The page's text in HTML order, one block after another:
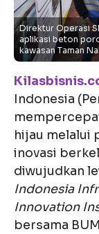
Direktur Operasi
aplikasi beton
kawasan Taman
Indonesia
hijau melalui
inovasi
diwujudkan
Indonesia
Innovation
bersama